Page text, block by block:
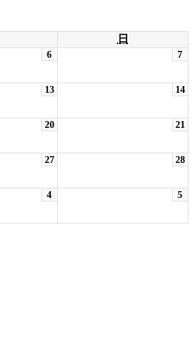
日
6 7
13 14
20 21
27 28
4 5